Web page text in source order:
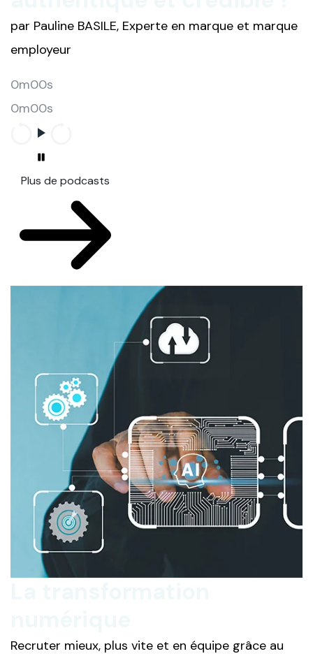
par Pauline BASILE, Experte en marque et marque
employeur
0m00s
0m00s
Plus de podcasts
Recruter mieux, plus vite et en équipe grâce au